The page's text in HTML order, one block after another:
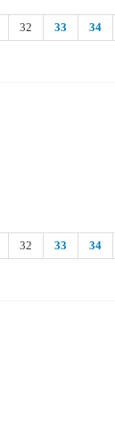
32 33 34
32 33 34